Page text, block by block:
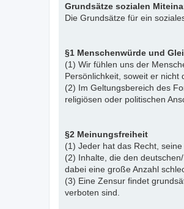
Grundsätze sozialen
Die Grundsätze für ein
§1 Menschenwürde und
(1) Wir fühlen uns der
Persönlichkeit, soweit er nicht
(2) Im Geltungsbereich des
religiösen oder politischen
§2 Meinungsfreiheit
(1) Jeder hat das Recht,
(2) Inhalte, die den
dabei eine große Anzahl
(3) Eine Zensur findet
verboten sind.